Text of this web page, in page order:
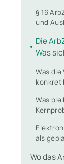
§ 16
und
Die
Was
Was
konkret
Was
als
Wo das